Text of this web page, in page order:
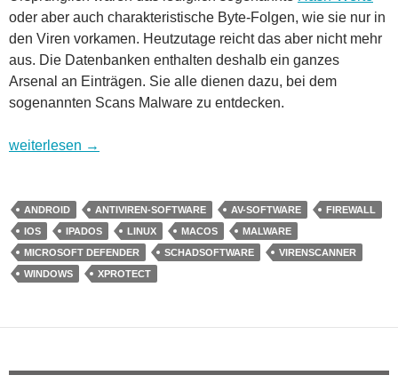
oder aber auch charakteristische Byte-Folgen, wie sie nur in
den Viren vorkamen. Heutzutage reicht das aber nicht mehr
aus. Die Datenbanken enthalten deshalb ein ganzes
Arsenal an Einträgen. Sie alle dienen dazu, bei dem
sogenannten Scans Malware zu entdecken.
Sicherheit im Internet – Teil 4: Die Schutz-Essentials
weiterlesen →
ANDROID ANTIVIREN-SOFTWARE AV-SOFTWARE
FIREWALL
IOS
IPADOS LINUX MACOS
MALWARE
MICROSOFT DEFENDER
SCHADSOFTWARE
VIRENSCANNER
WINDOWS
XPROTECT